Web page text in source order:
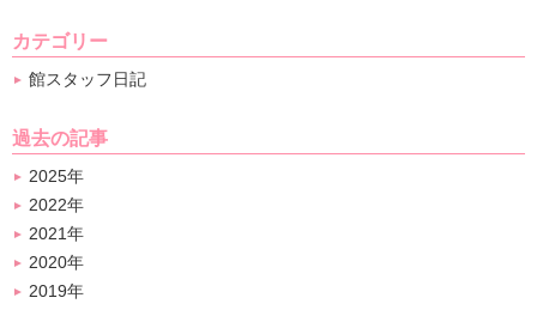
カテゴリー
館スタッフ日記
過去の記事
2025年
2022年
2021年
2020年
2019年